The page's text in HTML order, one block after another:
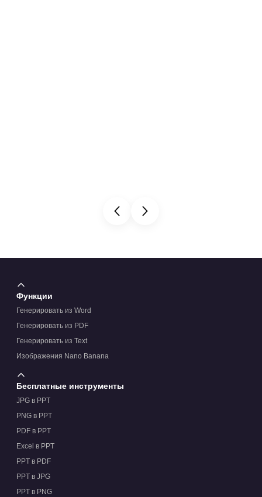
Функции
Генерировать из Word
Генерировать из PDF
Генерировать из Text
Изображения Nano Banana
Бесплатные инструменты
JPG в PPT
PNG в PPT
PDF в PPT
Excel в PPT
PPT в PDF
PPT в JPG
PPT в PNG